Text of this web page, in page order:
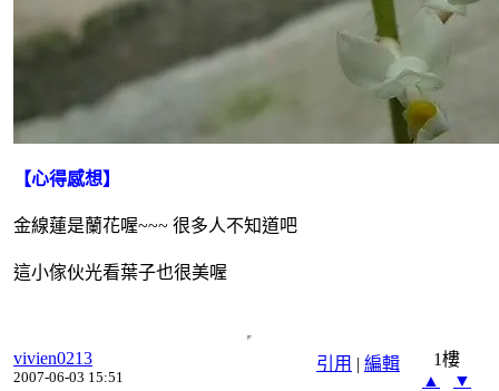
【心得感想】
金線蓮是蘭花喔~~~ 很多人不知道吧
這小傢伙光看葉子也很美喔
引用 | 編輯
vivien0213
2007-06-03 15:51
1樓
▲
▼